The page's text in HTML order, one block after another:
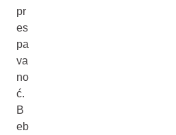
pr
es
pa
va
no
ć.
B
eb